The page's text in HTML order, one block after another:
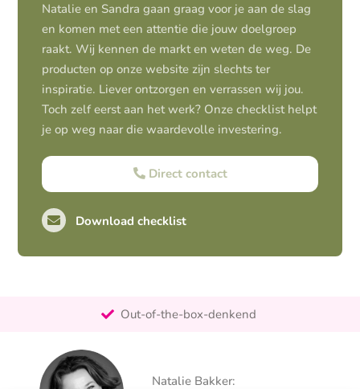
Natalie en Sandra gaan graag voor je aan de slag
en komen met een attentie die jouw doelgroep
raakt. Wij kennen de markt en weten de weg. De
producten op onze website zijn slechts ter
inspiratie. Liever ontzorgen en verrassen wij jou.
Toch zelf eerst aan het werk? Onze checklist helpt
je op weg naar die waardevolle investering.
Direct contact
Download checklist
Out-of-the-box-denkend
Natalie Bakker: